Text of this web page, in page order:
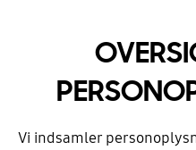
Vi indsamler